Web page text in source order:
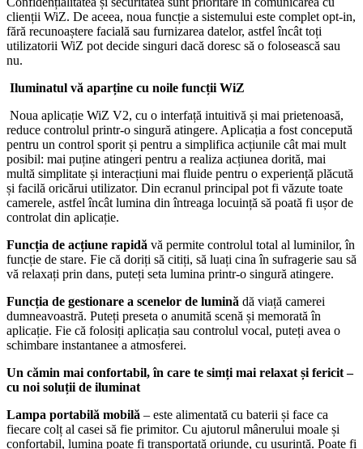
clienții WiZ. De aceea, noua funcție a sistemului este complet opt-in,
fără recunoaștere facială sau furnizarea datelor, astfel încât toți
utilizatorii WiZ pot decide singuri dacă doresc să o folosească sau
nu.
Iluminatul vă aparține cu noile funcții WiZ
Noua aplicație WiZ V2, cu o interfață intuitivă și mai prietenoasă,
reduce controlul printr-o singură atingere. Aplicația a fost concepută
pentru un control sporit și pentru a simplifica acțiunile cât mai mult
posibil: mai puține atingeri pentru a realiza acțiunea dorită, mai
multă simplitate și interacțiuni mai fluide pentru o experiență plăcută
și facilă oricărui utilizator. Din ecranul principal pot fi văzute toate
camerele, astfel încât lumina din întreaga locuință să poată fi ușor de
controlat din aplicație.
Funcția de acțiune rapidă vă permite controlul total al luminilor, în
funcție de stare. Fie că doriți să citiți, să luați cina în sufragerie sau să
vă relaxați prin dans, puteți seta lumina printr-o singură atingere.
Funcția de gestionare a scenelor de lumină dă viață camerei
dumneavoastră. Puteți preseta o anumită scenă și memorată în
aplicație. Fie că folosiți aplicația sau controlul vocal, puteți avea o
schimbare instantanee a atmosferei.
Un cămin mai confortabil, în care te simți mai relaxat și fericit –
cu noi soluții de iluminat
Lampa portabilă mobilă – este alimentată cu baterii și face ca
fiecare colț al casei să fie primitor. Cu ajutorul mânerului moale și
confortabil, lumina poate fi transportată oriunde, cu ușurință. Poate fi